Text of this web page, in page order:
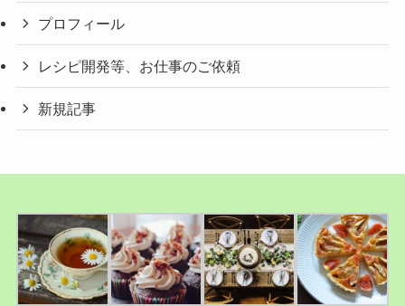
プロフィール
レシピ開発等、お仕事のご依頼
新規記事